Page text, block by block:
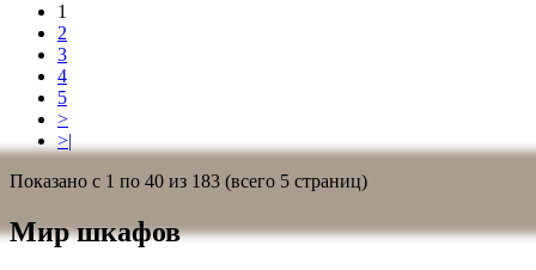
1
2
3
4
5
>
>|
Показано с 1 по 40 из 183 (всего 5 страниц)
Мир шкафов